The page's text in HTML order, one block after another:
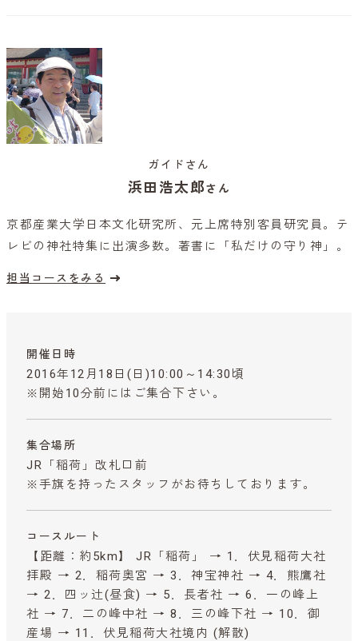
ガイドさん
浜田浩太郎さん
京都産業大学日本文化研究所、元上席特別客員研究員。テ
レビの神社特集に出演多数。著書に「私だけの守り神」。
担当コースをみる
開催日時
2016年12月18日(日)10:00～14:30頃
※開始10分前にはご集合下さい。
集合場所
JR「稲荷」改札口前
※手旗を持ったスタッフがお待ちしております。
コースルート
【距離：約5km】 JR「稲荷」 → 1．伏見稲荷大社
拝殿 → 2．稲荷奥宮 → 3．神宝神社 → 4．熊鷹社
→ 2．四ッ辻(昼食) → 5．長者社 → 6．一の峰上
社 → 7．二の峰中社 → 8．三の峰下社 → 10．御
産場 → 11．伏見稲荷大社境内 (解散)